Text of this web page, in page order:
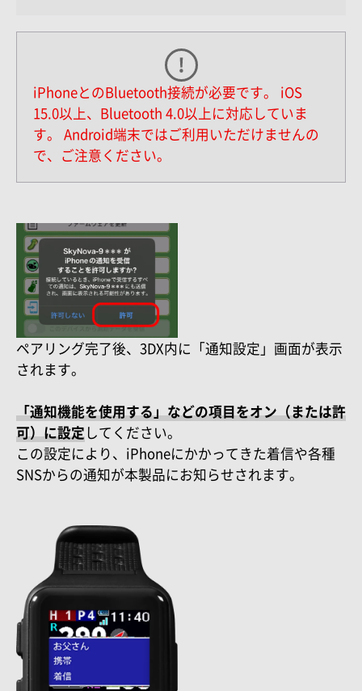
iPhoneとのBluetooth接続が必要です。 iOS
15.0以上、Bluetooth 4.0以上に対応していま
す。
Android端末ではご利用いただけませんの
で、ご注意ください。
ペアリング完了後、3DX内に「通知設定」画面が表示
されます。
「通知機能を使用する」などの項目をオン（または許
可）に設定してください。
この設定により、iPhoneにかかってきた着信や各種
SNSからの通知が本製品にお知らせされます。